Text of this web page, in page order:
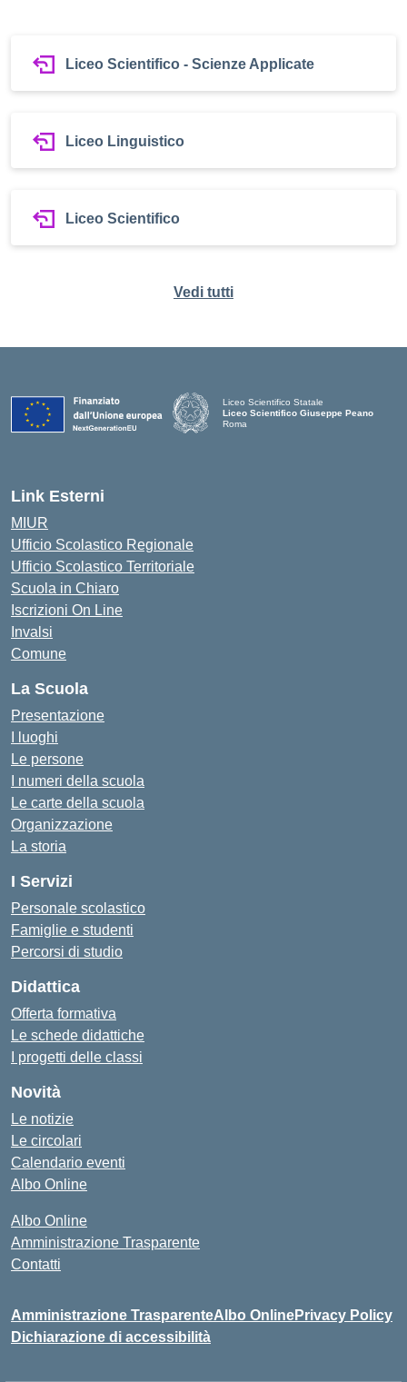
Liceo Scientifico - Scienze Applicate
Liceo Linguistico
Liceo Scientifico
Vedi tutti
Liceo Scientifico Statale
Liceo Scientifico Giuseppe Peano
Roma
Link Esterni
MIUR
Ufficio Scolastico Regionale
Ufficio Scolastico Territoriale
Scuola in Chiaro
Iscrizioni On Line
Invalsi
Comune
La Scuola
Presentazione
I luoghi
Le persone
I numeri della scuola
Le carte della scuola
Organizzazione
La storia
I Servizi
Personale scolastico
Famiglie e studenti
Percorsi di studio
Didattica
Offerta formativa
Le schede didattiche
I progetti delle classi
Novità
Le notizie
Le circolari
Calendario eventi
Albo Online
Albo Online
Amministrazione Trasparente
Contatti
Amministrazione TrasparenteAlbo OnlinePrivacy Policy
Dichiarazione di accessibilità